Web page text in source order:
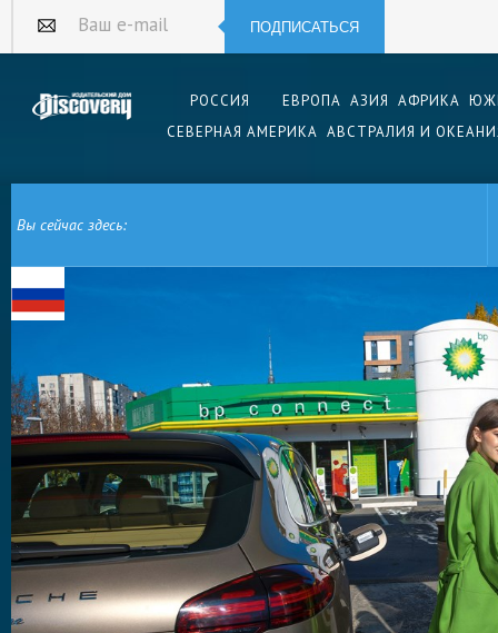
Ваш e-mail ПОДПИСАТЬСЯ
РОССИЯ ЕВРОПА АЗИЯ АФРИКА
СЕВЕРНАЯ АМЕРИКА АВСТРАЛИЯ И
Вы сейчас здесь:
ГЛАВНАЯ ДАЛЬШЕ, ЭФФЕКТИВНЕЕ,